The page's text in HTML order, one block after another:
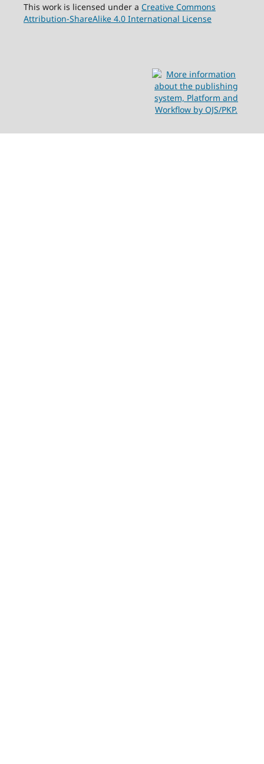
This work is licensed under a Creative Commons
Attribution-ShareAlike 4.0 International License